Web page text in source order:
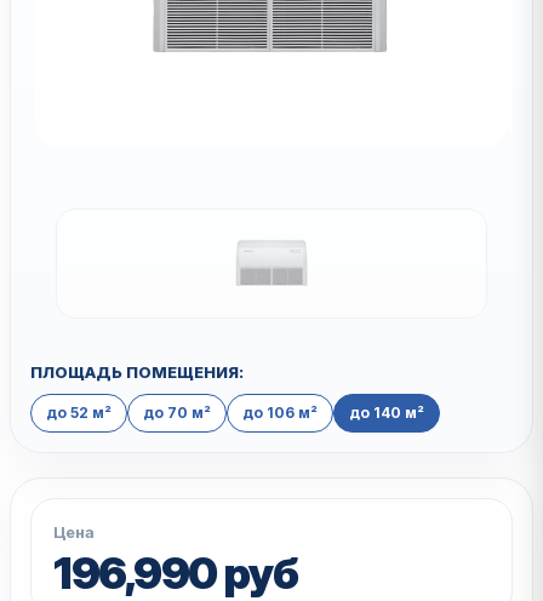
ПЛОЩАДЬ ПОМЕЩЕНИЯ:
до 52 м² до 70 м² до 106 м² до 140 м²
Цена
196,990 руб